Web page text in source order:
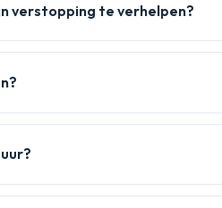
verstopping te verhelpen?